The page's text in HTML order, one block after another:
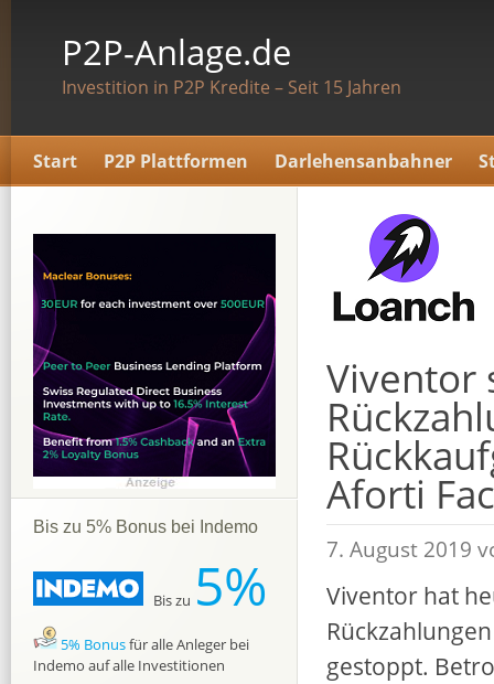
P2P-Anlage.de
Investition in P2P Kredite – Seit 15 Jahren
Start P2P Plattformen Darlehensanbahner
Viventor
Aforti
7. August 2019
Viventor hat
gestoppt.
Bis zu 5% Bonus bei Indemo
Bis zu 5%
5% Bonusfür alle Anleger bei
Indemo auf alle Investitionen